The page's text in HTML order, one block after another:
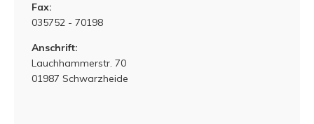
Fax:
035752 - 70198
Anschrift:
Lauchhammerstr. 70
01987 Schwarzheide